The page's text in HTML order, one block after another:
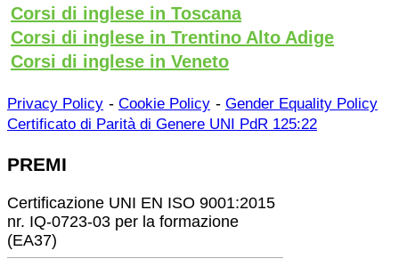
Corsi di inglese in Toscana
Corsi di inglese in Trentino Alto Adige
Corsi di inglese in Veneto
Privacy Policy - Cookie Policy - Gender Equality Policy
Certificato di Parità di Genere UNI PdR 125:22
PREMI
Certificazione UNI EN ISO 9001:2015
nr. IQ-0723-03 per la formazione
(EA37)